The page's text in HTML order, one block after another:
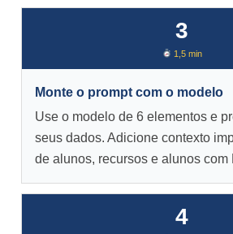
3
1,5 min
Monte o prompt com o modelo
Use o modelo de 6 elementos e
seus dados. Adicione contexto
de alunos, recursos e alunos com
4